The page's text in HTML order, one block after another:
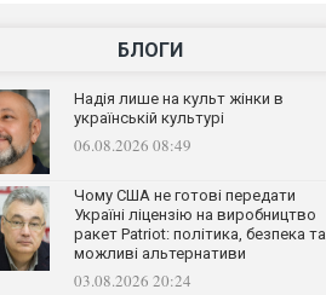
БЛОГИ
Надія лише на культ жінки в
українській культурі
06.08.2026 08:49
Чому США не готові передати
Україні ліцензію на виробництво
ракет Patriot: політика, безпека та
можливі альтернативи
03.08.2026 20:24